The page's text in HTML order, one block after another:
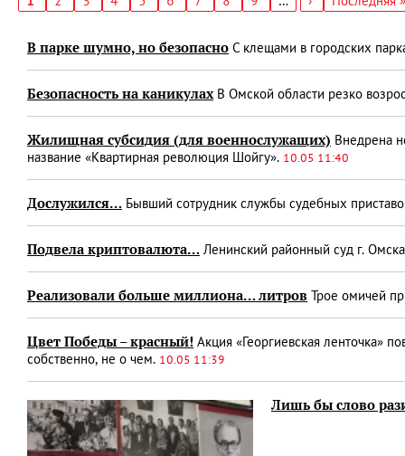
В парке шумно, но безопасно С клещами в городских
Безопасность на каникулахВ Омской области резко
Жилищная субсидия (для военнослужащих) Внедрена
название «Квартирная революция Шойгу». 10.05 11:40
Дослужился… Бывший сотрудник службы судебных
Подвела криптовалюта… Ленинский районный суд г.
Реализовали больше миллиона… литров Трое омичей
Цвет Победы – красный! Акция «Георгиевская ленточка»
собственно, не о чем. 10.05 11:39
Лишь бы слово